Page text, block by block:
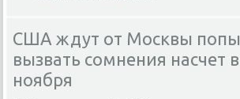
США ждут от Москвы
вызвать сомнения насчет
ноября